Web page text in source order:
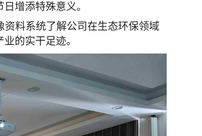
增添特殊意义。
料系统了解公司在生态环保领域
的实干足迹。